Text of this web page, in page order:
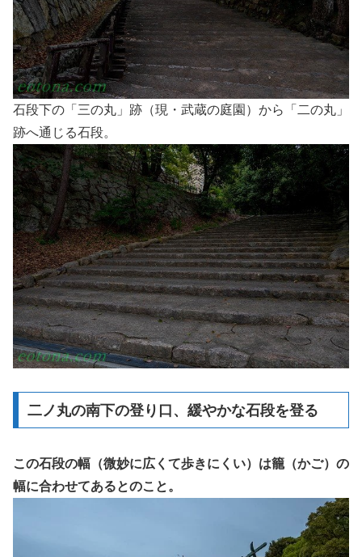
石段下の「三の丸」跡（現・武蔵の庭園）から「二の丸」
跡へ通じる石段。
二ノ丸の南下の登り口、緩やかな石段を登る
この石段の幅（微妙に広くて歩きにくい）は籠（かご）の
幅に合わせてあるとのこと。